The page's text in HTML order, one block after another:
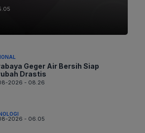
Geger Air Bersih Siap
Drastis
2026 - 08.26
2026 - 06.05